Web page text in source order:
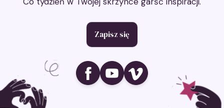
Zapisz się
Ikona social media
Ikona social media
Ikona social media